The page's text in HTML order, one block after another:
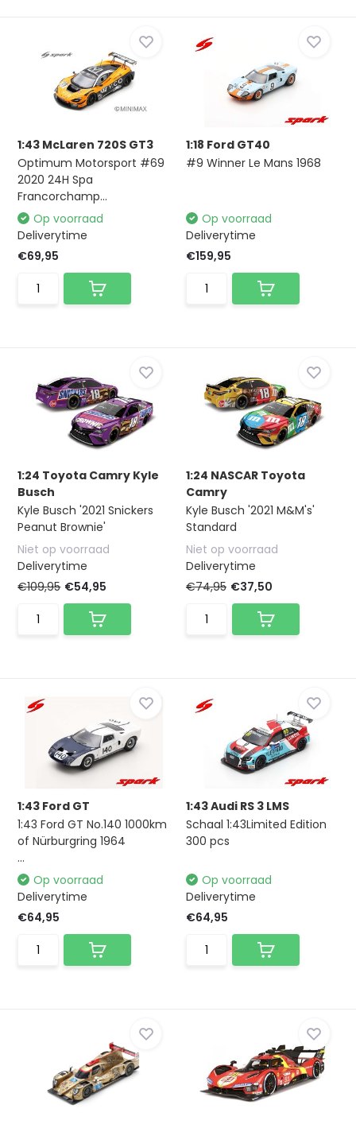
1:43 McLaren 720S GT3
Optimum Motorsport #69
2020 24H Spa
Francorchamp...
Op voorraad
Deliverytime
€69,95
1:18 Ford GT40
#9 Winner Le Mans 1968
Op voorraad
Deliverytime
€159,95
1:24 Toyota Camry Kyle
Busch
Kyle Busch '2021 Snickers
Peanut Brownie'
Niet op voorraad
Deliverytime
€109,95 €54,95
1:24 NASCAR Toyota
Camry
Kyle Busch '2021 M&M's'
Standard
Niet op voorraad
Deliverytime
€74,95 €37,50
1:43 Ford GT
1:43 Ford GT No.140 1000km
of Nürburgring 1964
...
Op voorraad
Deliverytime
€64,95
1:43 Audi RS 3 LMS
Schaal 1:43Limited Edition
300 pcs
Op voorraad
Deliverytime
€64,95